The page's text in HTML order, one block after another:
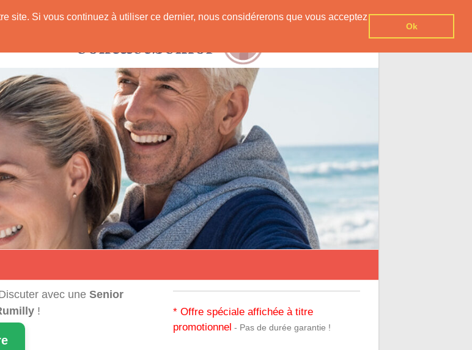
site. Si vous continuez à utiliser ce dernier, nous considérerons que vous acceptez
Ok
avec une Senior
!
* Offre spéciale affichée à titre
promotionnel - Pas de durée garantie !